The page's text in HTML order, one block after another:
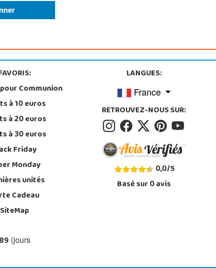
Communion
à 10 euros
à 20 euros
à 30 euros
Friday
Monday
unités
Cadeau
SiteMap
LANGUES:
France
RETROUVEZ-NOUS SUR:
0,0/5
Basé sur0avis
(jours